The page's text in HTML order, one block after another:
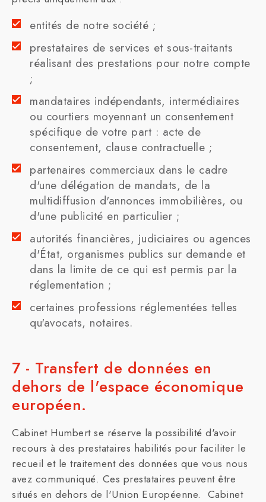
entités de notre société ;
prestataires de services et sous-traitants
réalisant des prestations pour notre compte
;
mandataires indépendants, intermédiaires
ou courtiers moyennant un consentement
spécifique de votre part : acte de
consentement, clause contractuelle ;
partenaires commerciaux dans le cadre
d'une délégation de mandats, de la
multidiffusion d'annonces immobilières, ou
d'une publicité en particulier ;
autorités financières, judiciaires ou agences
d'État, organismes publics sur demande et
dans la limite de ce qui est permis par la
réglementation ;
certaines professions réglementées telles
qu'avocats, notaires.
7 - Transfert de données en
dehors de l'espace économique
européen.
Cabinet Humbert se réserve la possibilité d'avoir
recours à des prestataires habilités pour faciliter le
recueil et le traitement des données que vous nous
avez communiqué. Ces prestataires peuvent être
situés en dehors de l'Union Européenne. Cabinet